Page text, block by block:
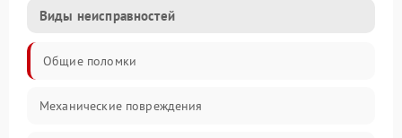
Виды неисправностей
Общие поломки
Механические повреждения